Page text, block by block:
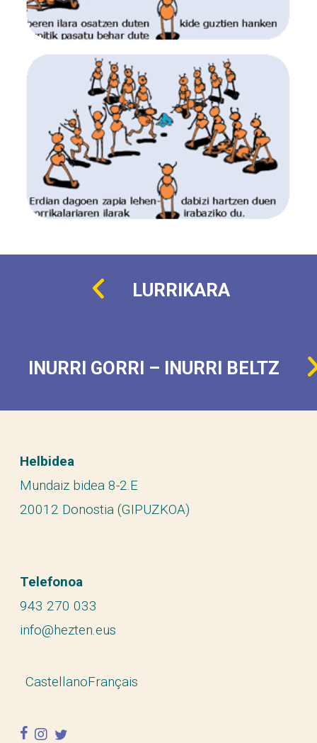
LURRIKARA
INURRI GORRI – INURRI BELTZ
Helbidea
Mundaiz bidea 8-2.E
20012 Donostia (GIPUZKOA)
Telefonoa
943 270 033
info@hezten.eus
CastellanoFrançais
facebook
instagram
twitter